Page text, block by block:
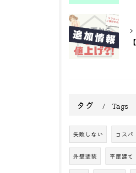
タグ Tags
失敗しない コスパ
外壁塗装 平屋建て